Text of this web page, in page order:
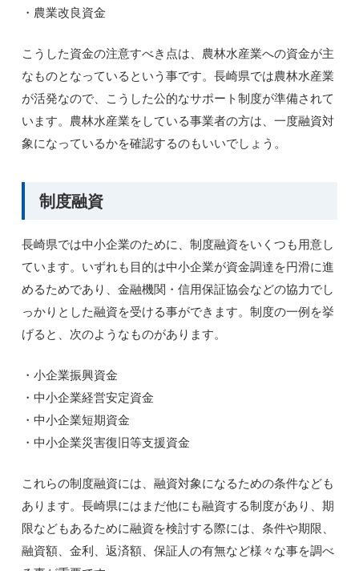
・農業改良資金
こうした資金の注意すべき点は、農林水産業への資金が主
なものとなっているという事です。長崎県では農林水産業
が活発なので、こうした公的なサポート制度が準備されて
います。農林水産業をしている事業者の方は、一度融資対
象になっているかを確認するのもいいでしょう。
制度融資
長崎県では中小企業のために、制度融資をいくつも用意し
ています。いずれも目的は中小企業が資金調達を円滑に進
めるためであり、金融機関・信用保証協会などの協力でし
っかりとした融資を受ける事ができます。制度の一例を挙
げると、次のようなものがあります。
・小企業振興資金
・中小企業経営安定資金
・中小企業短期資金
・中小企業災害復旧等支援資金
これらの制度融資には、融資対象になるための条件なども
あります。長崎県にはまだ他にも融資する制度があり、期
限などもあるために融資を検討する際には、条件や期限、
融資額、金利、返済額、保証人の有無など様々な事を調べ